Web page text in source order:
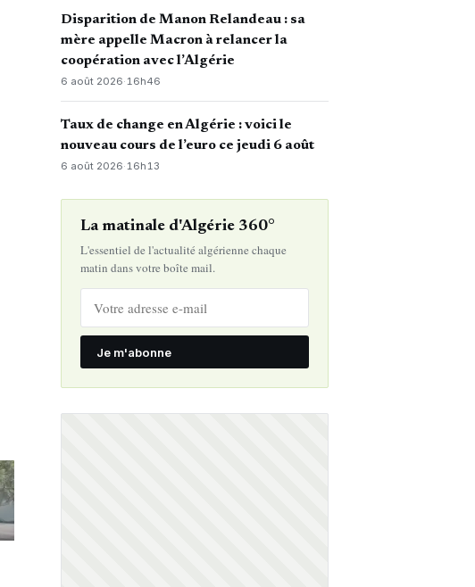
Disparition de Manon Relandeau : sa
mère appelle Macron à relancer la
coopération avec l’Algérie
6 août 2026·16h46
Taux de change en Algérie : voici le
nouveau cours de l’euro ce jeudi 6 août
6 août 2026· 16h13
La matinale d'Algérie 360°
L'essentiel de l'actualité algérienne chaque
matin dans votre boîte mail.
Je m'abonne